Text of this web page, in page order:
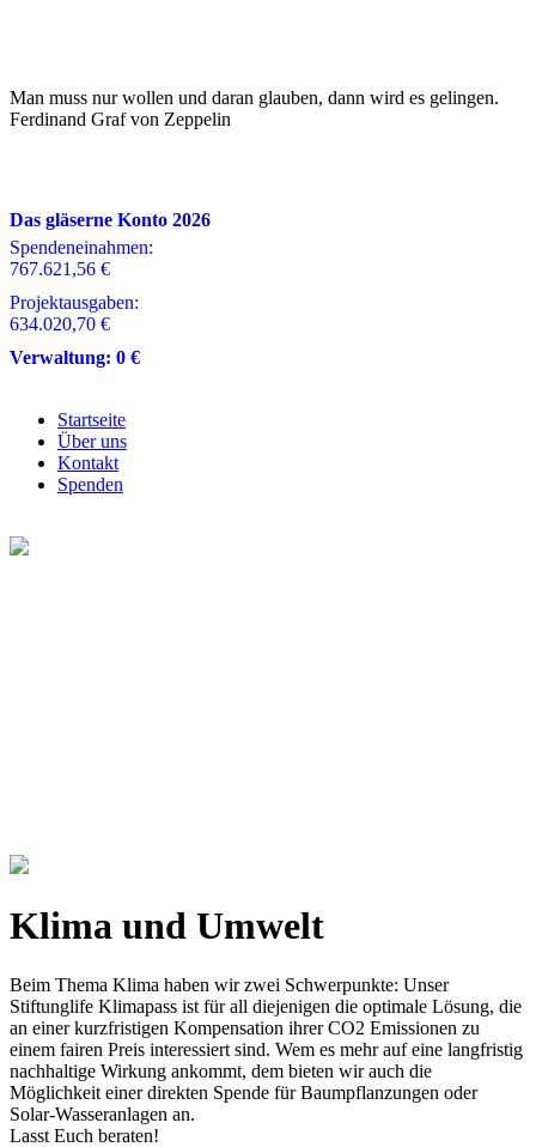
Man muss nur wollen und daran glauben, dann wird es gelingen.
Ferdinand Graf von Zeppelin
Das gläserne Konto 2026
Spendeneinahmen:
767.621,56 €
Projektausgaben:
634.020,70 €
Verwaltung: 0 €
Startseite
Über uns
Kontakt
Spenden
Klima und Umwelt
Beim Thema Klima haben wir zwei Schwerpunkte: Unser
Stiftunglife Klimapass ist für all diejenigen die optimale Lösung, die
an einer kurzfristigen Kompensation ihrer CO2 Emissionen zu
einem fairen Preis interessiert sind. Wem es mehr auf eine langfristig
nachhaltige Wirkung ankommt, dem bieten wir auch die
Möglichkeit einer direkten Spende für Baumpflanzungen oder
Solar-Wasseranlagen an.
Lasst Euch beraten!